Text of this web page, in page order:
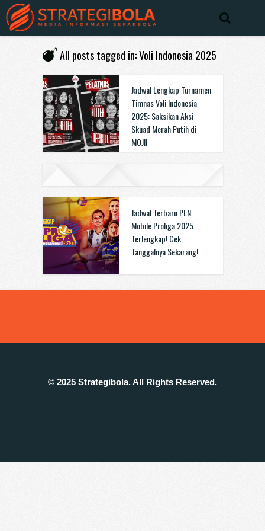
All posts tagged in: Voli Indonesia 2025
Jadwal Lengkap Turnamen
Timnas Voli Indonesia
2025: Saksikan Aksi
Skuad Merah Putih di
MOJI!
Jadwal Terbaru PLN
Mobile Proliga 2025
Terlengkap! Cek
Tanggalnya Sekarang!
© 2025 Strategibola. All Rights Reserved.